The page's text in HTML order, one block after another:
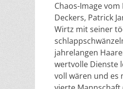
Chaos-Image
Deckers, Patrick
Wirtz mit seiner
jahrelangen
wertvolle Dienste
voll wären und es